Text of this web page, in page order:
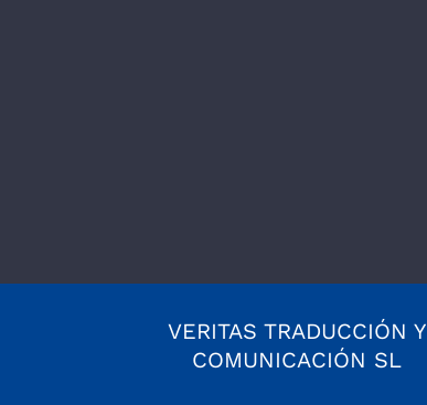
VERITAS TRADUCCIÓN Y
COMUNICACIÓN SL